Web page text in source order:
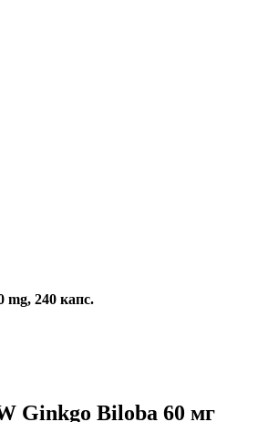
mg, 240 капс.
Ginkgo Biloba 60 мг